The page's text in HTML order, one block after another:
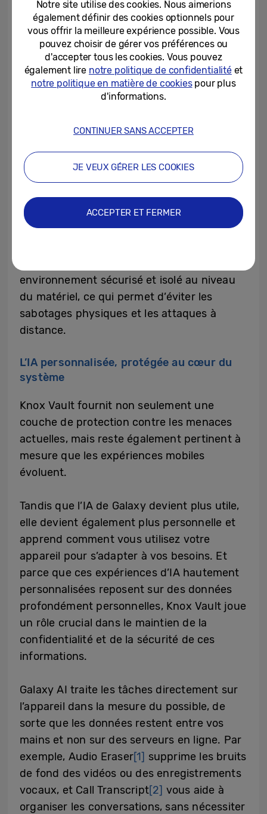
Par exemple, les métadonnées de vos
photos personnelles contiennent non
seulement des détails sur la résolution et le
format du fichier, mais révèlent aussi
l’endroit exact où l’image a été prise. Ces
métadonnées personnelles sont plus que de
qui sont intimement liés à votre vie
données utilisées pour fournir des
suggestions personnalisées doivent rester
confidentielles.
Knox Vault vise à répondre à cette
environnement sécurisé et isolé au niveau
du matériel, ce qui permet d’éviter les
sabotages physiques et les attaques à
distance.
L’IA personnalisée, protégée au cœur du
système
Knox Vault fournit non seulement une
couche de protection contre les menaces
actuelles, mais reste également pertinent à
mesure que les expériences mobiles
évoluent.
Tandis que l’IA de Galaxy devient plus utile,
elle devient également plus personnelle et
apprend comment vous utilisez votre
appareil pour s’adapter à vos besoins. Et
parce que ces expériences d’IA hautement
personnalisées reposent sur des données
profondément personnelles, Knox Vault joue
un rôle crucial dans le maintien de la
confidentialité et de la sécurité de ces
informations.
Galaxy AI traite les tâches directement sur
l’appareil dans la mesure du possible, de
sorte que les données restent entre vos
mains et non sur des serveurs en ligne. Par
exemple, Audio Eraser[1] supprime les bruits
de fond des vidéos ou des enregistrements
vocaux, et Call Transcript[2] vous aide à
organiser les conversations, sans nécessiter
Notre site utilise des cookies. Nous aimerions
également définir des cookies optionnels pour
vous offrir la meilleure expérience possible. Vous
pouvez choisir de gérer vos préférences ou
d'accepter tous les cookies. Vous pouvez
également lire notre politique de confidentialitéet
notre politique en matière de cookiespour plus
d'informations.
CONTINUER SANS ACCEPTER
JE VEUX GÉRER LES COOKIES
ACCEPTER ET FERMER